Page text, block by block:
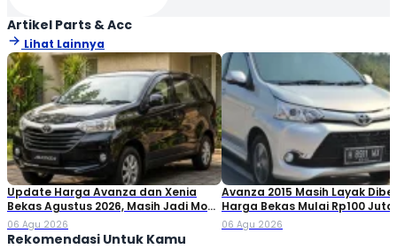
Artikel Parts & Acc
Lihat Lainnya
Update Harga Avanza dan Xenia
Bekas Agustus 2026, Masih Jadi Mobil
Keluarga Favorit!
06 Agu 2026
Avanza 2015 Masih Layak
Harga Bekas Mulai Rp100
Tips Memilihnya
06 Agu 2026
Rekomendasi Untuk Kamu